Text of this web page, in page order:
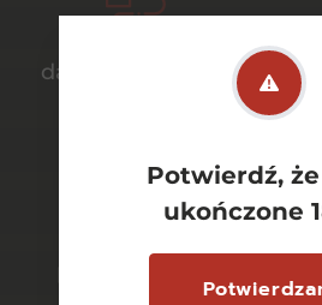
Potwierdź,
ukończone
darmowa dostawa